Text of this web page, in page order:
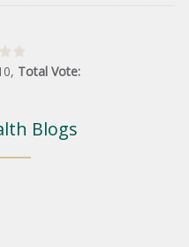
, Total Vote:
Blogs